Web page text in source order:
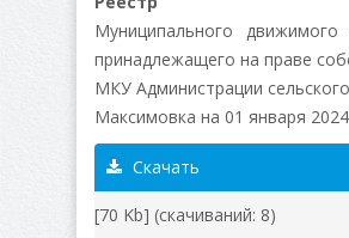
Муниципального движимого
принадлежащего на праве
МКУ Администрации
Максимовка на 01 января
Скачать
[70 Kb] (cкачиваний: 8)